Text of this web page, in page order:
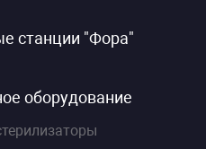
станции "Фора"
оборудование